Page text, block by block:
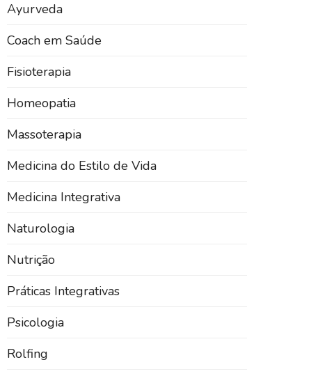
Ayurveda
Coach em Saúde
Fisioterapia
Homeopatia
Massoterapia
Medicina do Estilo de Vida
Medicina Integrativa
Naturologia
Nutrição
Práticas Integrativas
Psicologia
Rolfing